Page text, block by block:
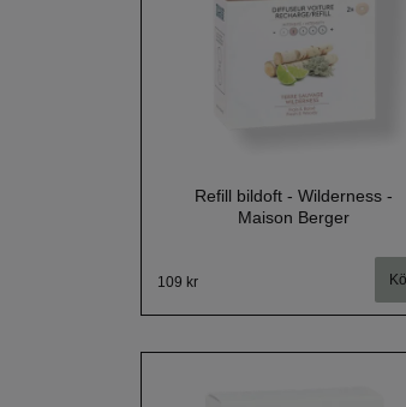
Refill bildoft - Wilderness -
Maison Berger
109 kr